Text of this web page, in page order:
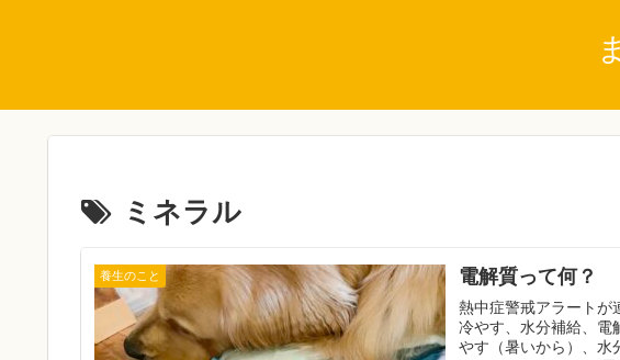
ミネラル
養生のこと 電解質って何？
熱中症警戒アラートが
冷やす、水分補給、電
やす（暑いから）、